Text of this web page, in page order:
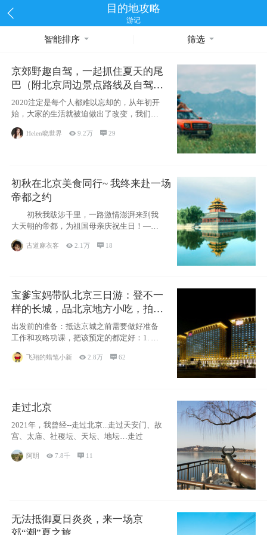
目的地攻略
游记
智能排序 筛选
京郊野趣自驾，一起抓住夏天的尾
巴（附北京周边景点路线及自驾攻
略）
2020注定是每个人都难以忘却的，从年初开
始，大家的生活就被迫做出了改变，我们也
不例外。本来双双辞职是为
Helen晓世界 9.2万 29
初秋在北京美食同行~ 我终来赴一场
帝都之约
初秋我跋涉千里，一路激情澎湃来到我
大天朝的帝都，为祖国母亲庆祝生日！——
古道麻衣客 2.1万  18
宝爹宝妈带队北京三日游：登不一
样的长城，品北京地方小吃，拍盘
古七星夜景！
出发前的准备：抵达京城之前需要做好准备
工作和攻略功课，把该预定的都定好：1. 酒
飞翔的蜡笔小新 2.8万 62
走过北京
2021年，我曾经--走过北京...走过天安门、故
宫、太庙、社稷坛、天坛、地坛…走过
阿眀 7.8千  11
无法抵御夏日炎炎，来一场京